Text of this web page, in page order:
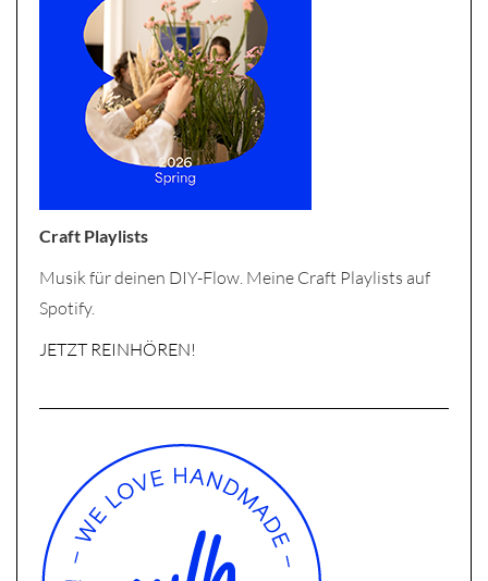
Craft Playlists
Musik für deinen DIY-Flow. Meine Craft Playlists auf
Spotify.
JETZT REINHÖREN!